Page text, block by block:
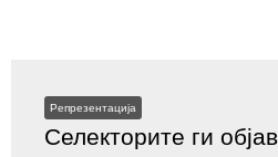
Репрезентација
Селекторите ги